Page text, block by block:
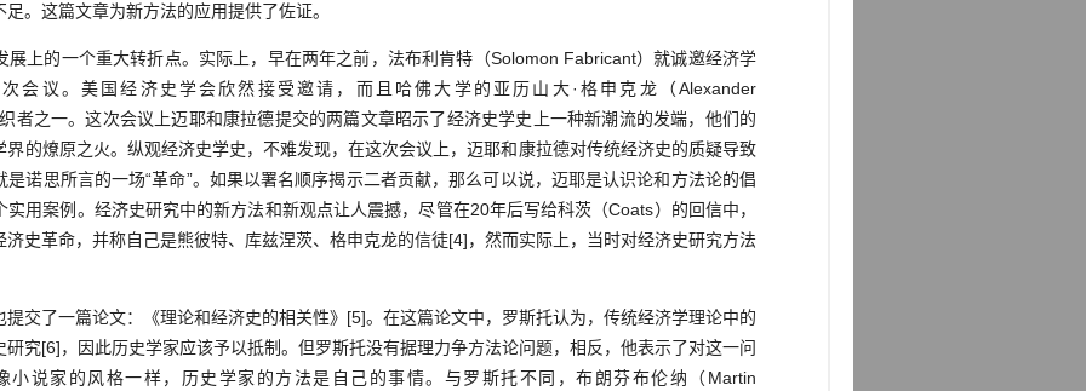
。这篇文章为新方法的应用提供了佐证。
的一个重大转折点。实际上，早在两年之前，法布利肯特（Solomon Fabricant）就诚邀经济学
会议。美国经济史学会欣然接受邀请，而且哈佛大学的亚历山大·格申克龙（Alexander
者之一。这次会议上迈耶和康拉德提交的两篇文章昭示了经济史学史上一种新潮流的发端，他们的
的燎原之火。纵观经济史学史，不难发现，在这次会议上，迈耶和康拉德对传统经济史的质疑导致
诺思所言的一场“革命”。如果以署名顺序揭示二者贡献，那么可以说，迈耶是认识论和方法论的倡
用案例。经济史研究中的新方法和新观点让人震撼，尽管在20年后写给科茨（Coats）的回信中，
史革命，并称自己是熊彼特、库兹涅茨、格申克龙的信徒[4]，然而实际上，当时对经济史研究方法
了一篇论文：《理论和经济史的相关性》[5]。在这篇论文中，罗斯托认为，传统经济学理论中的
究[6]，因此历史学家应该予以抵制。但罗斯托没有据理力争方法论问题，相反，他表示了对这一问
小说家的风格一样，历史学家的方法是自己的事情。与罗斯托不同，布朗芬布伦纳（Martin